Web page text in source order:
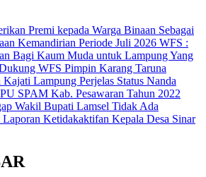
Premi kepada Warga Binaan Sebagai
Kemandirian Periode Juli 2026 WFS :
Bagi Kaum Muda untuk Lampung Yang
WFS Pimpin Karang Taruna
Lampung Perjelas Status Nanda
SPAM Kab. Pesawaran Tahun 2022
Wakil Bupati Lamsel Tidak Ada
Ketidakaktifan Kepala Desa Sinar